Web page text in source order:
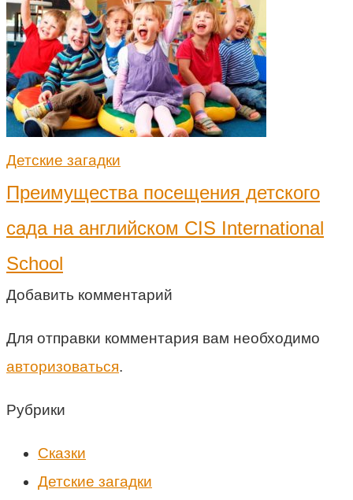
Детские загадки
Преимущества посещения детского
сада на английском CIS International
School
Добавить комментарий
Для отправки комментария вам необходимо
авторизоваться.
Рубрики
Cказки
Детские загадки